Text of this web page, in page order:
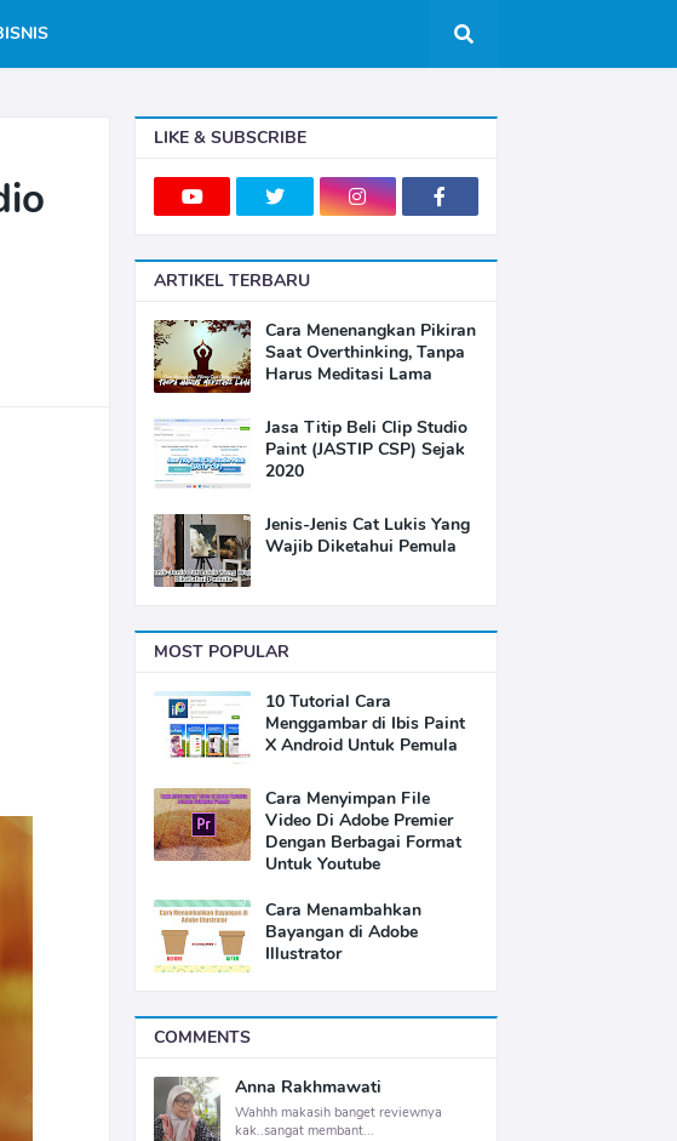
LIKE & SUBSCRIBE
ARTIKEL TERBARU
Cara Menenangkan Pikiran
Saat Overthinking, Tanpa
Harus Meditasi Lama
Jasa Titip Beli Clip Studio
Paint (JASTIP CSP) Sejak
2020
Jenis-Jenis Cat Lukis Yang
Wajib Diketahui Pemula
MOST POPULAR
10 Tutorial Cara
Menggambar di Ibis Paint
X Android Untuk Pemula
Cara Menyimpan File
Video Di Adobe Premier
Dengan Berbagai Format
Untuk Youtube
Cara Menambahkan
Bayangan di Adobe
Illustrator
COMMENTS
Anna Rakhmawati
Wahhh makasih banget reviewnya
kak..sangat membant...